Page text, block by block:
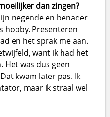
dan zingen?
negende en benader
hobby. Presenteren
en het sprak me aan.
want ik had het
Het was dus geen
kwam later pas. Ik
maar ik straal wel